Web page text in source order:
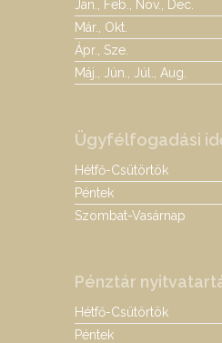
Jan., Feb., Nov., Dec.
Már., Okt.
Ápr., Sze.
Máj., Jún., Júl., Aug.
Ügyfélfogadási
Hétfő-Csütörtök
Péntek
Szombat-Vasárnap
Pénztár
Hétfő-Csütörtök
Péntek